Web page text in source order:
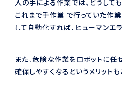
人の手による作業では、どうして
これまで手作業 で行っていた作
して自動化すれば、ヒューマンエ
また、危険な作業をロボットに任
確保しやすくなるというメリットも